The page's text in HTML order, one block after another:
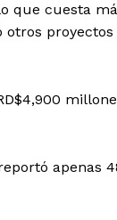
que cuesta
otros
apenas